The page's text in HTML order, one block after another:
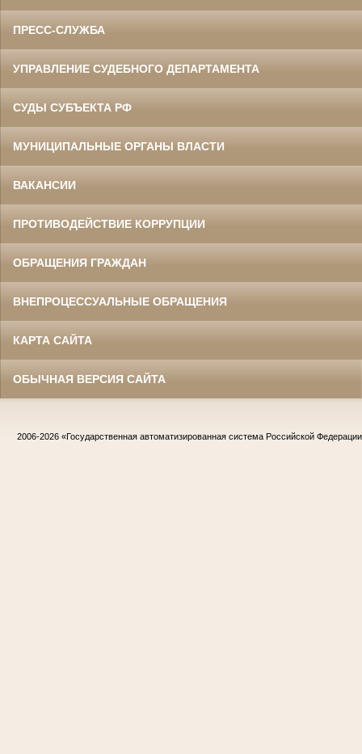
ПРЕСС-СЛУЖБА
УПРАВЛЕНИЕ СУДЕБНОГО ДЕПАРТАМЕНТА
СУДЫ СУБЪЕКТА РФ
МУНИЦИПАЛЬНЫЕ ОРГАНЫ ВЛАСТИ
ВАКАНСИИ
ПРОТИВОДЕЙСТВИЕ КОРРУПЦИИ
ОБРАЩЕНИЯ ГРАЖДАН
ВНЕПРОЦЕССУАЛЬНЫЕ ОБРАЩЕНИЯ
КАРТА САЙТА
ОБЫЧНАЯ ВЕРСИЯ САЙТА
2006-2026 «Государственная автоматизированная система Российской